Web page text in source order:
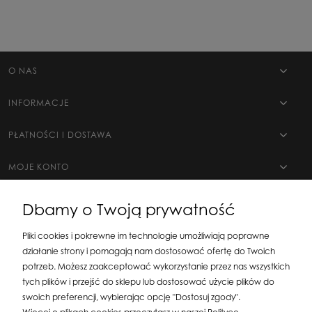
O NAS
INFORMACJE
PŁATNOŚCI I DOSTAWA
MOJE KONTO
Silit Group Maciej Suska | ul. Astronomów 16, 80-299 Gdańsk, woj. pomorskie
Dbamy o Twoją prywatność
Pliki cookies i pokrewne im technologie umożliwiają poprawne
działanie strony i pomagają nam dostosować ofertę do Twoich
potrzeb. Możesz zaakceptować wykorzystanie przez nas wszystkich
tych plików i przejść do sklepu lub dostosować użycie plików do
swoich preferencji, wybierając opcję "Dostosuj zgody".